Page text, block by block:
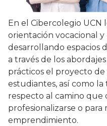
En el Cibercolegio UCN
orientación vocacional
desarrollando espacios
a través de los
prácticos el proyecto
estudiantes, así como la
respecto al camino que
profesionalizarse o
emprendimiento.